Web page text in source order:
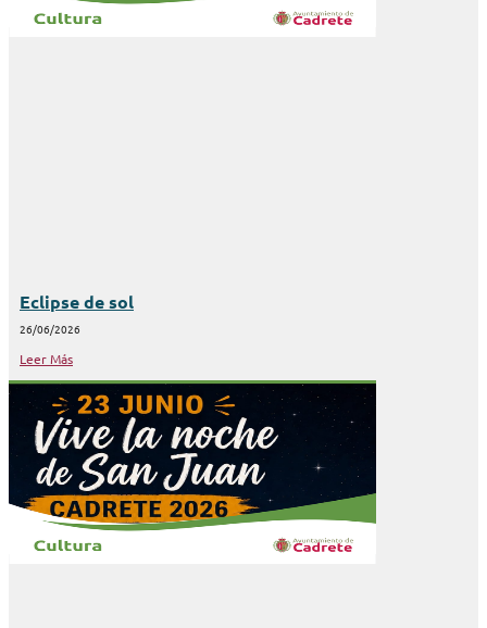
Eclipse de sol
26/06/2026
Leer Más